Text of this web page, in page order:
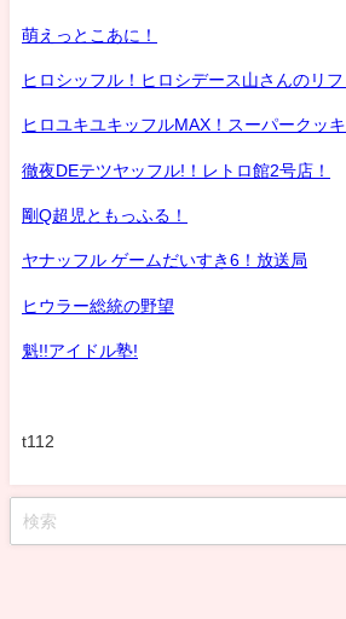
萌えっとこあに！
ヒロシッフル！ヒロシデース山さんのリフ
ヒロユキユキッフルMAX！スーパークッキ
徹夜DEテツヤッフル!！レトロ館2号店！
剛Q超児ともっふる！
ヤナッフル ゲームだいすき6！放送局
ヒウラー総統の野望
魁!!アイドル塾!
t112